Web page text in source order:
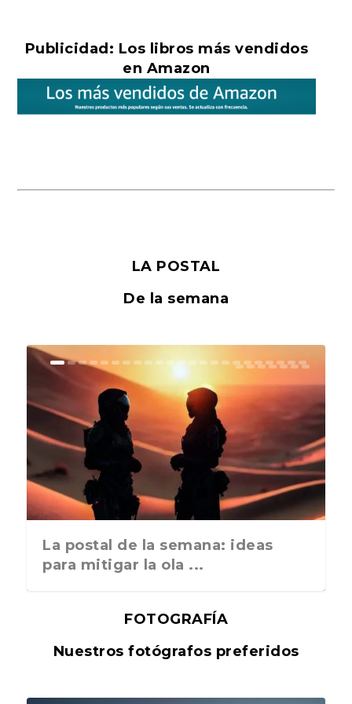
Publicidad: Los libros más vendidos
en Amazon
LA POSTAL
De la semana
La postal de la semana: ideas
para mitigar la ola ...
FOTOGRAFÍA
Nuestros fotógrafos preferidos